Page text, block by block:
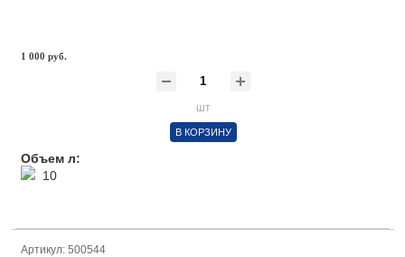
1 000 руб.
шт
В КОРЗИНУ
Объем л:
10
Артикул: 500544